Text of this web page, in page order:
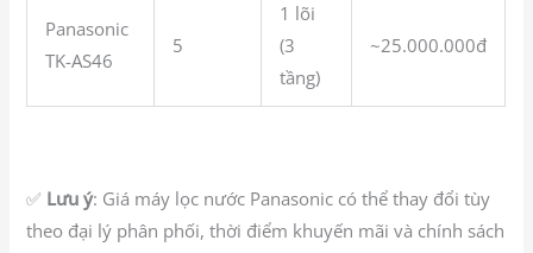
Panasonic
TK-AS46
5
1 lõi
(3
tầng)
~25.000.000đ
✅ Lưu ý: Giá máy lọc nước Panasonic có thể thay đổi tùy
theo đại lý phân phối, thời điểm khuyến mãi và chính sách